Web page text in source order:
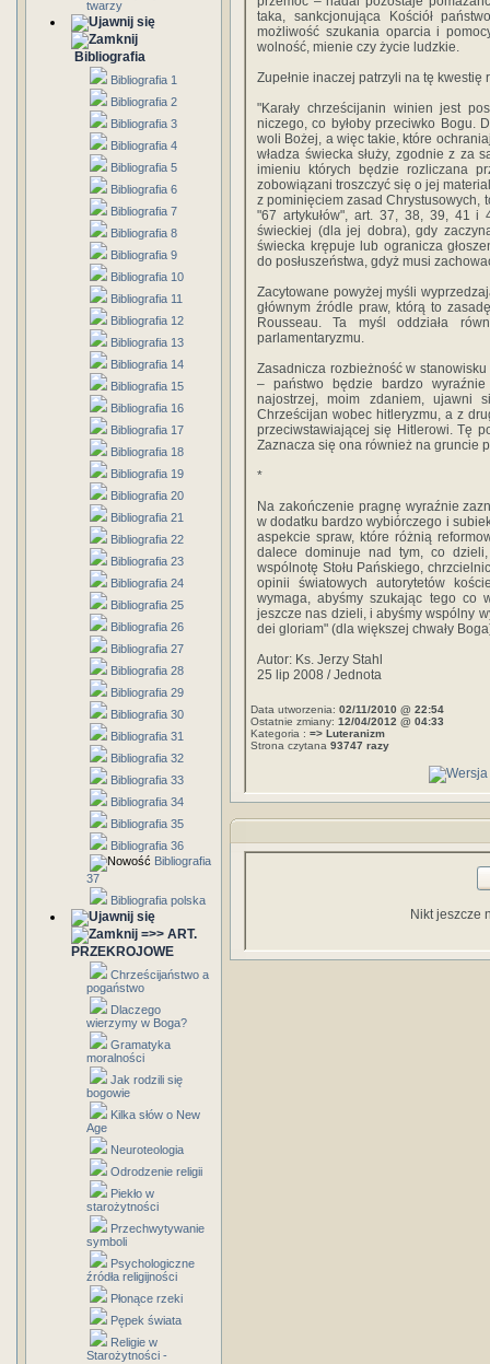
twarzy
Bibliografia
Bibliografia 1
Bibliografia 2
Bibliografia 3
Bibliografia 4
Bibliografia 5
Bibliografia 6
Bibliografia 7
Bibliografia 8
Bibliografia 9
Bibliografia 10
Bibliografia 11
Bibliografia 12
Bibliografia 13
Bibliografia 14
Bibliografia 15
Bibliografia 16
Bibliografia 17
Bibliografia 18
Bibliografia 19
Bibliografia 20
Bibliografia 21
Bibliografia 22
Bibliografia 23
Bibliografia 24
Bibliografia 25
Bibliografia 26
Bibliografia 27
Bibliografia 28
Bibliografia 29
Bibliografia 30
Bibliografia 31
Bibliografia 32
Bibliografia 33
Bibliografia 34
Bibliografia 35
Bibliografia 36
Bibliografia
37
Bibliografia polska
=>> ART.
PRZEKROJOWE
Chrześcijaństwo a
pogaństwo
Dlaczego
wierzymy w Boga?
Gramatyka
moralności
Jak rodzili się
bogowie
Kilka słów o New
Age
Neuroteologia
Odrodzenie religii
Piekło w
starożytności
Przechwytywanie
symboli
Psychologiczne
źródła religijności
Płonące rzeki
Pępek świata
Religie w
Starożytności -
taka, sankcjonująca Kościół
możliwość szukania oparcia i
wolność, mienie czy życie ludzkie.
Zupełnie inaczej patrzyli na tę
"Karały chrześcijanin winien jest
niczego, co byłoby przeciwko Bogu.
woli Bożej, a więc takie, które
władza świecka służy, zgodnie z za
imieniu których będzie rozliczana
zobowiązani troszczyć się o jej
z pominięciem zasad Chrystusowych,
"67 artykułów", art. 37, 38, 39, 41 i
świeckiej (dla jej dobra), gdy
świecka krępuje lub ogranicza
do posłuszeństwa, gdyż musi
Zacytowane powyżej myśli
głównym źródle praw, którą to
Rousseau. Ta myśl oddziała
parlamentaryzmu.
Zasadnicza rozbieżność w
– państwo będzie bardzo
najostrzej, moim zdaniem, ujawni
Chrześcijan wobec hitleryzmu, a z
przeciwstawiającej się Hitlerowi. Tę
Zaznacza się ona również na gruncie
*
Na zakończenie pragnę wyraźnie
w dodatku bardzo wybiórczego i
aspekcie spraw, które różnią
dalece dominuje nad tym, co
wspólnotę Stołu Pańskiego,
opinii światowych autorytetów
wymaga, abyśmy szukając tego co
jeszcze nas dzieli, i abyśmy wspólny
dei gloriam" (dla większej chwały
Autor: Ks. Jerzy Stahl
25 lip 2008 / Jednota
Data utworzenia: 02/11/2010 @ 22:54
Ostatnie zmiany: 12/04/2012 @ 04:33
Kategoria : => Luteranizm
Strona czytana 93747 razy
Nikt jeszcze